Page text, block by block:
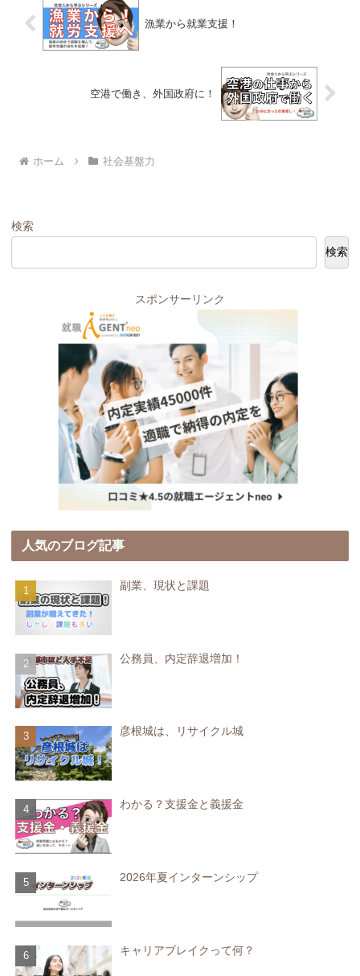
漁業から就業支援！
空港で働き、外国政府に！
ホーム 社会基盤力
検索
検索
スポンサーリンク
人気のブログ記事
副業、現状と課題
公務員、内定辞退増加！
彦根城は、リサイクル城
わかる？支援金と義援金
2026年夏インターンシップ
キャリアブレイクって何？